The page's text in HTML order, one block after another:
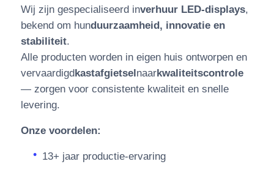
Wij zijn gespecialiseerd inverhuur LED-displays,
bekend om hunduurzaamheid, innovatie en
stabiliteit.
Alle producten worden in eigen huis ontworpen en
vervaardigdkastafgietselnaarkwaliteitscontrole
— zorgen voor consistente kwaliteit en snelle
levering.
Onze voordelen:
13+ jaar productie-ervaring